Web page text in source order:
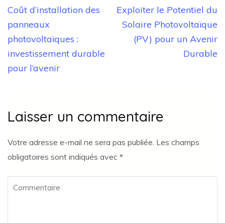
Navigation
de
l’article
Coût d’installation des
panneaux
photovoltaïques :
investissement durable
pour l’avenir
Exploiter le Potentiel du
Solaire Photovoltaïque
(PV) pour un Avenir
Durable
Laisser un commentaire
Votre adresse e-mail ne sera pas publiée. Les champs
obligatoires sont indiqués avec *
Commentaire